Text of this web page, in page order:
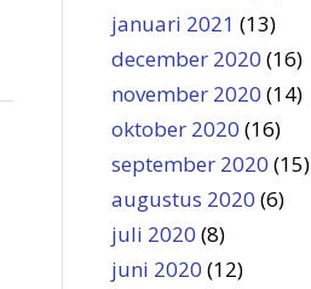
januari 2021 (13)
december 2020 (16)
november 2020 (14)
oktober 2020 (16)
september 2020 (15)
augustus 2020 (6)
juli 2020 (8)
juni 2020 (12)